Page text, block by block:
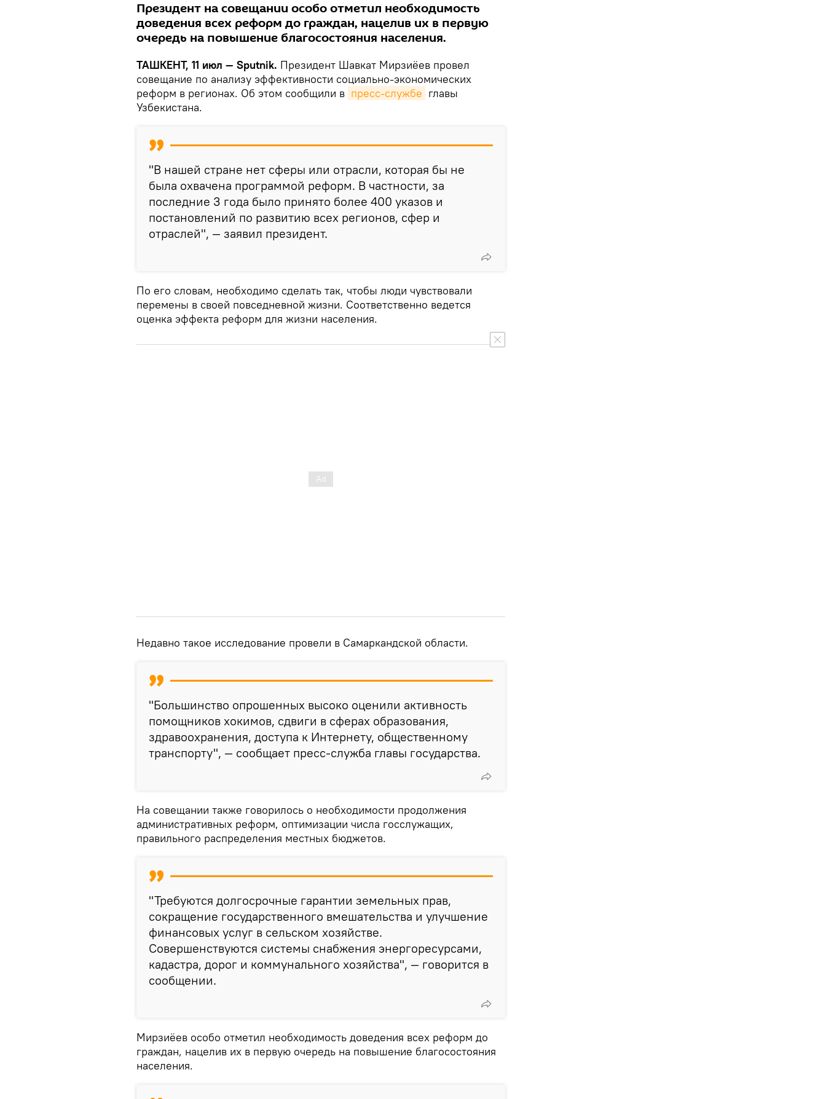
Президент на совещании особо отметил необходимость
доведения всех реформ до граждан, нацелив их в первую
очередь на повышение благосостояния населения.
ТАШКЕНТ, 11 июл — Sputnik. Президент Шавкат Мирзиёев провел
совещание по анализу эффективности социально-экономических
реформ в регионах. Об этом сообщили в пресс-службе главы
Узбекистана.
"В нашей стране нет сферы или отрасли, которая бы не
была охвачена программой реформ. В частности, за
последние 3 года было принято более 400 указов и
постановлений по развитию всех регионов, сфер и
отраслей", — заявил президент.
По его словам, необходимо сделать так, чтобы люди чувствовали
перемены в своей повседневной жизни. Соответственно ведется
оценка эффекта реформ для жизни населения.
Недавно такое исследование провели в Самаркандской области.
"Большинство опрошенных высоко оценили активность
помощников хокимов, сдвиги в сферах образования,
здравоохранения, доступа к Интернету, общественному
транспорту", — сообщает пресс-служба главы государства.
На совещании также говорилось о необходимости продолжения
административных реформ, оптимизации числа госслужащих,
правильного распределения местных бюджетов.
"Требуются долгосрочные гарантии земельных прав,
сокращение государственного вмешательства и улучшение
финансовых услуг в сельском хозяйстве.
Совершенствуются системы снабжения энергоресурсами,
кадастра, дорог и коммунального хозяйства", — говорится в
сообщении.
Мирзиёев особо отметил необходимость доведения всех реформ до
граждан, нацелив их в первую очередь на повышение благосостояния
населения.